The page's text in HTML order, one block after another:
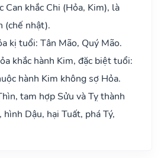
Can khắc Chi (Hỏa, Kim), là
nhật).
kị tuổi: Tân Mão, Quý Mão.
khắc hành Kim, đặc biệt tuổi:
hành Kim không sợ Hỏa.
tam hợp Sửu và Tỵ thành
hình Dậu, hại Tuất, phá Tý,